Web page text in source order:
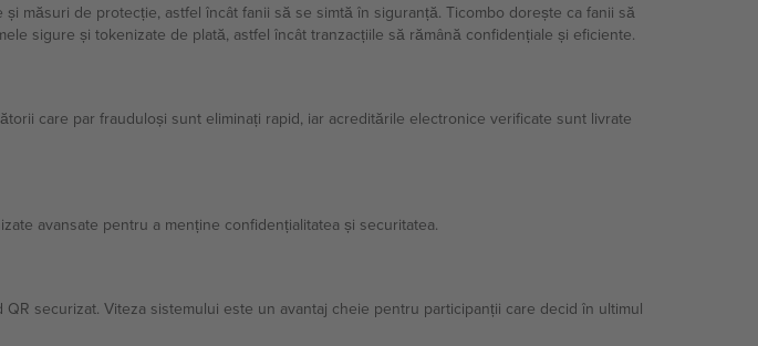
măsuri de protecție, astfel încât fanii să se simtă în siguranță. Ticombo dorește ca fanii să
sigure și tokenizate de plată, astfel încât tranzacțiile să rămână confidențiale și eficiente.
care par frauduloși sunt eliminați rapid, iar acreditările electronice verificate sunt livrate
avansate pentru a menține confidențialitatea și securitatea.
securizat. Viteza sistemului este un avantaj cheie pentru participanții care decid în ultimul